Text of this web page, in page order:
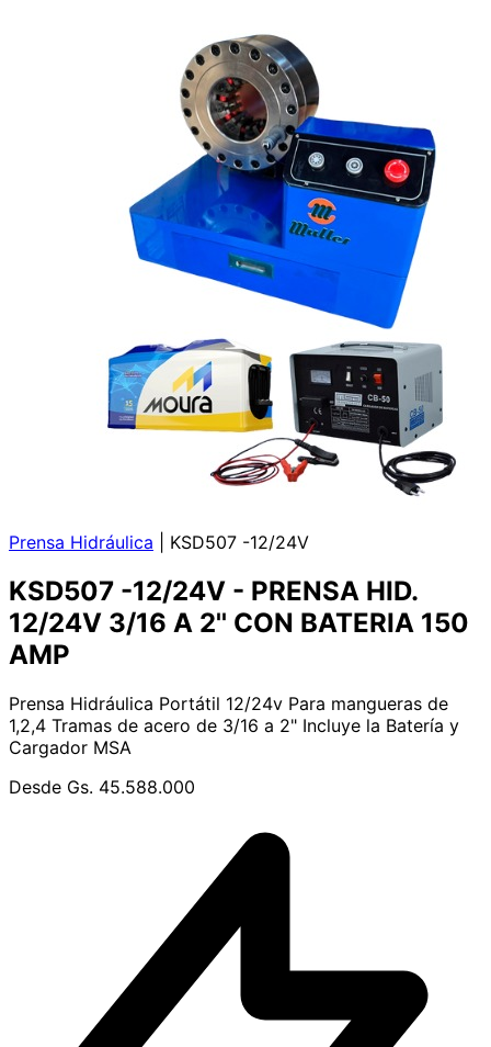
Prensa Hidráulica KSD507 -12/24V
KSD507 -12/24V - PRENSA HID.
12/24V 3/16 A 2'' CON BATERIA 150
AMP
Prensa Hidráulica Portátil 12/24v Para mangueras de
1,2,4 Tramas de acero de 3/16 a 2" Incluye la Batería y
Cargador MSA
Desde Gs. 45.588.000